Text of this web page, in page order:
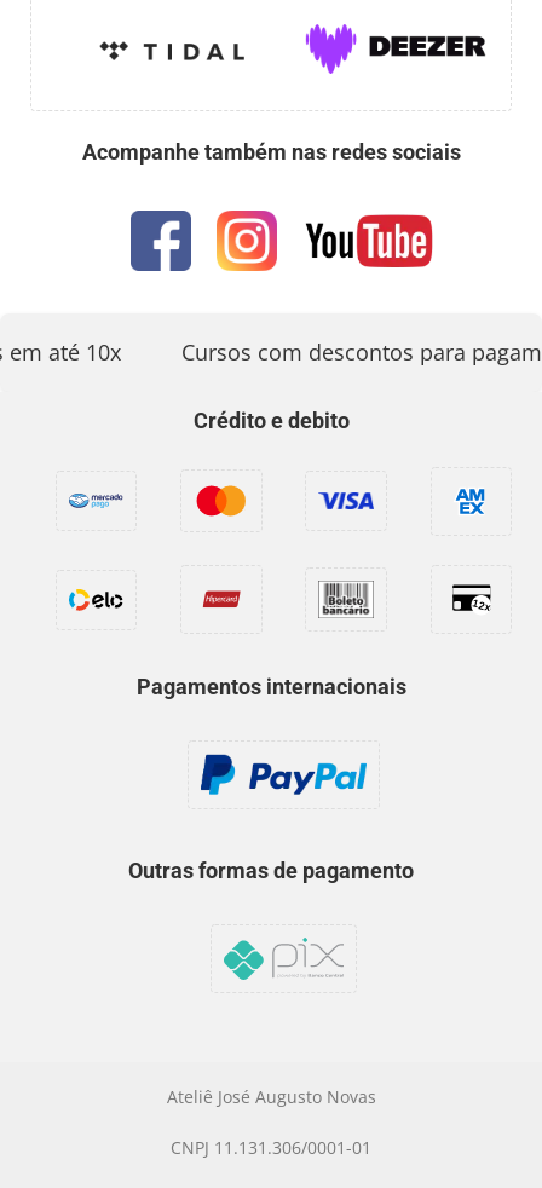
Acompanhe também nas redes sociais
até 10x Cursos com descontos para
Crédito e debito
Pagamentos internacionais
Outras formas de pagamento
Ateliê José Augusto Novas
CNPJ 11.131.306/0001-01